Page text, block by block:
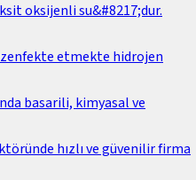
oksijenli su&#8217;dur.
etmekte hidrojen
basarili, kimyasal ve
hızlı ve güvenilir firma